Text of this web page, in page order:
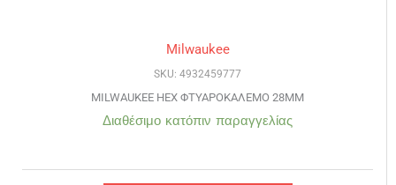
Milwaukee
SKU: 4932459777
MILWAUKEE HEX ΦΤΥΑΡΟΚΑΛΕΜΟ 28MM
Διαθέσιμο κατόπιν παραγγελίας